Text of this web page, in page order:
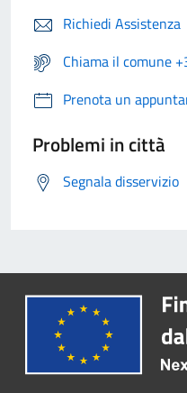
Richiedi Assistenza
Chiama il comune
Prenota un
Problemi in città
Segnala disservizio